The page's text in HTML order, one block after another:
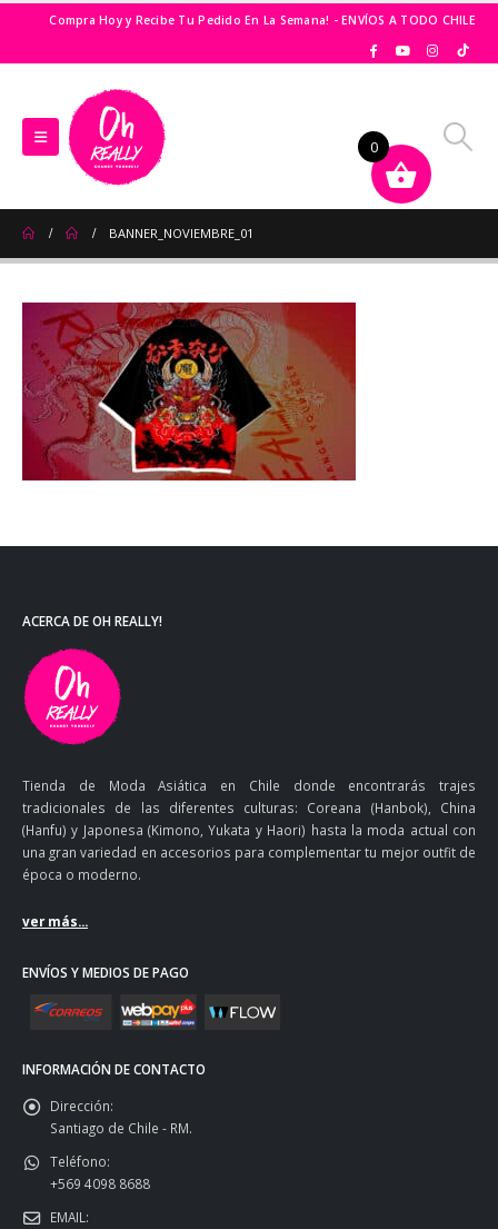
Compra Hoy y Recibe Tu Pedido En La Semana! - ENVÍOS A TODO CHILE
BANNER_NOVIEMBRE_01
ACERCA DE OH REALLY!
Tienda de Moda Asiática en Chile donde encontrarás trajes
tradicionales de las diferentes culturas: Coreana (Hanbok), China
(Hanfu) y Japonesa (Kimono, Yukata y Haori) hasta la moda actual con
una gran variedad en accesorios para complementar tu mejor outfit de
época o moderno.
ver más...
ENVÍOS Y MEDIOS DE PAGO
INFORMACIÓN DE CONTACTO
Dirección:
Santiago de Chile - RM.
Teléfono:
+569 4098 8688
EMAIL:
0